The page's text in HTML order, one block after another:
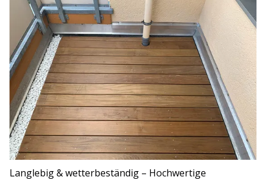
Langlebig & wetterbeständig – Hochwertige